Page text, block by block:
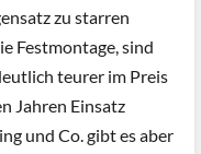
zu starren
Festmontage, sind
teurer im Preis
Jahren Einsatz
und Co. gibt es aber